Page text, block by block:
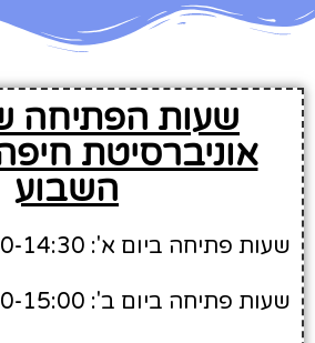
שעות הפתיחה
אוניברסיטת
השבוע
שעות פתיחה ביום א': 9:00-14:30
שעות פתיחה ביום ב': 9:00-15:00